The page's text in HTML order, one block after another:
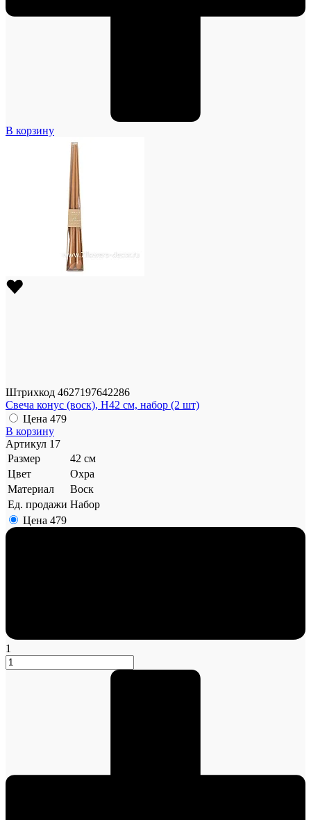
В корзину
Штрихкод 4627197642286
Свеча конус (воск), H42 см, набор (2 шт)
Цена 479
В корзину
Артикул 17
Размер
42 см
Цвет
Охра
Материал
Воск
Ед. продажи Набор
Цена 479
1